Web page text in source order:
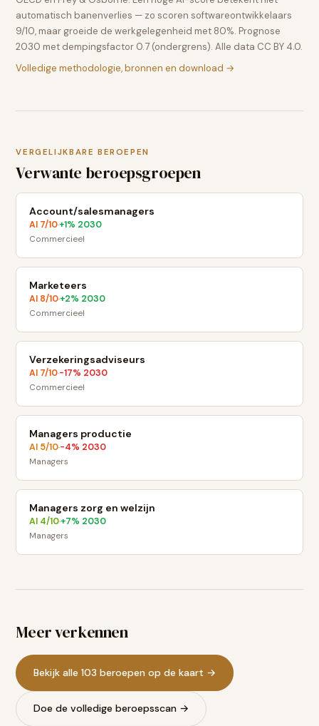
automatisch banenverlies — zo scoren softwareontwikkelaars
9/10, maar groeide de werkgelegenheid met 80%. Prognose
2030 met dempingsfactor 0.7 (ondergrens). Alle data CC BY 4.0.
Volledige methodologie, bronnen en download →
VERGELIJKBARE BEROEPEN
Verwante beroepsgroepen
Account/salesmanagers
AI 7/10·+1% 2030
Commercieel
Marketeers
AI 8/10·+2% 2030
Commercieel
Verzekeringsadviseurs
AI 7/10·-17% 2030
Commercieel
Managers productie
AI 5/10·-4% 2030
Managers
Managers zorg en welzijn
AI 4/10·+7% 2030
Managers
Meer verkennen
Bekijk alle 103 beroepen op de kaart →
Doe de volledige beroepsscan →